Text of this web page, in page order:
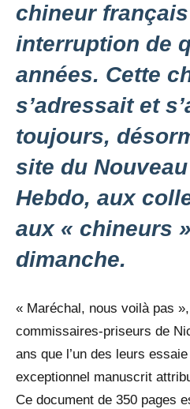
chineur
interruption de
années. Cette
s’adressait et
toujours,
site du
Hebdo, aux
aux « chineurs
dimanche.
« Maréchal, nous voilà pas
commissaires-priseurs de
ans que l’un des leurs
exceptionnel manuscrit
Ce document de 350 pages